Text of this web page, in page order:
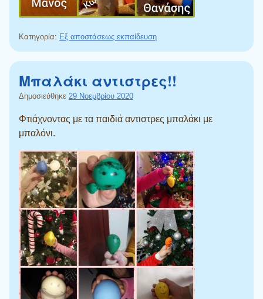
Κατηγορία: Εξ αποστάσεως εκπαίδευση
Μπαλάκι αντιστρες!!
Δημοσιεύθηκε 29 Νοεμβρίου 2020
Φτιάχνοντας με τα παιδιά αντιστρες μπαλάκι με
μπαλόνι.